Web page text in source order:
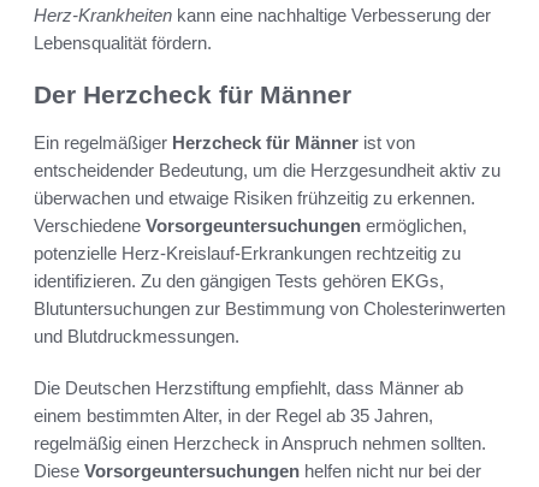
Herz-Krankheiten kann eine nachhaltige Verbesserung der
Lebensqualität fördern.
Der Herzcheck für Männer
Ein regelmäßiger Herzcheck für Männer ist von
entscheidender Bedeutung, um die Herzgesundheit aktiv zu
überwachen und etwaige Risiken frühzeitig zu erkennen.
Verschiedene Vorsorgeuntersuchungen ermöglichen,
potenzielle Herz-Kreislauf-Erkrankungen rechtzeitig zu
identifizieren. Zu den gängigen Tests gehören EKGs,
Blutuntersuchungen zur Bestimmung von Cholesterinwerten
und Blutdruckmessungen.
Die Deutschen Herzstiftung empfiehlt, dass Männer ab
einem bestimmten Alter, in der Regel ab 35 Jahren,
regelmäßig einen Herzcheck in Anspruch nehmen sollten.
Diese Vorsorgeuntersuchungen helfen nicht nur bei der